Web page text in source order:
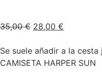
35,00€ 28,00 €
Se suele añadir a la
CAMISETA HARPER SUN